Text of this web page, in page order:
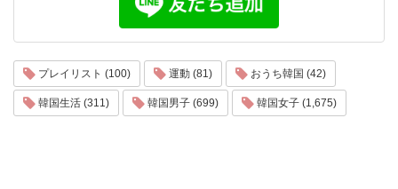
プレイリスト (100) 運動 (81) おうち韓国 (42)
韓国生活 (311) 韓国男子 (699) 韓国女子 (1,675)